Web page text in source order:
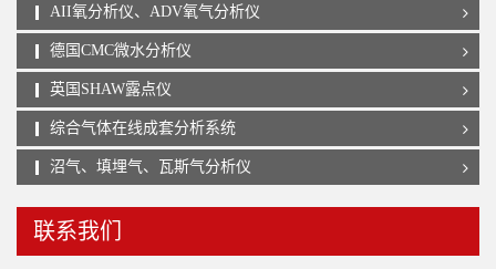
AII氧分析仪、ADV氧气分析仪
德国CMC微水分析仪
英国SHAW露点仪
综合气体在线成套分析系统
沼气、填埋气、瓦斯气分析仪
联系我们